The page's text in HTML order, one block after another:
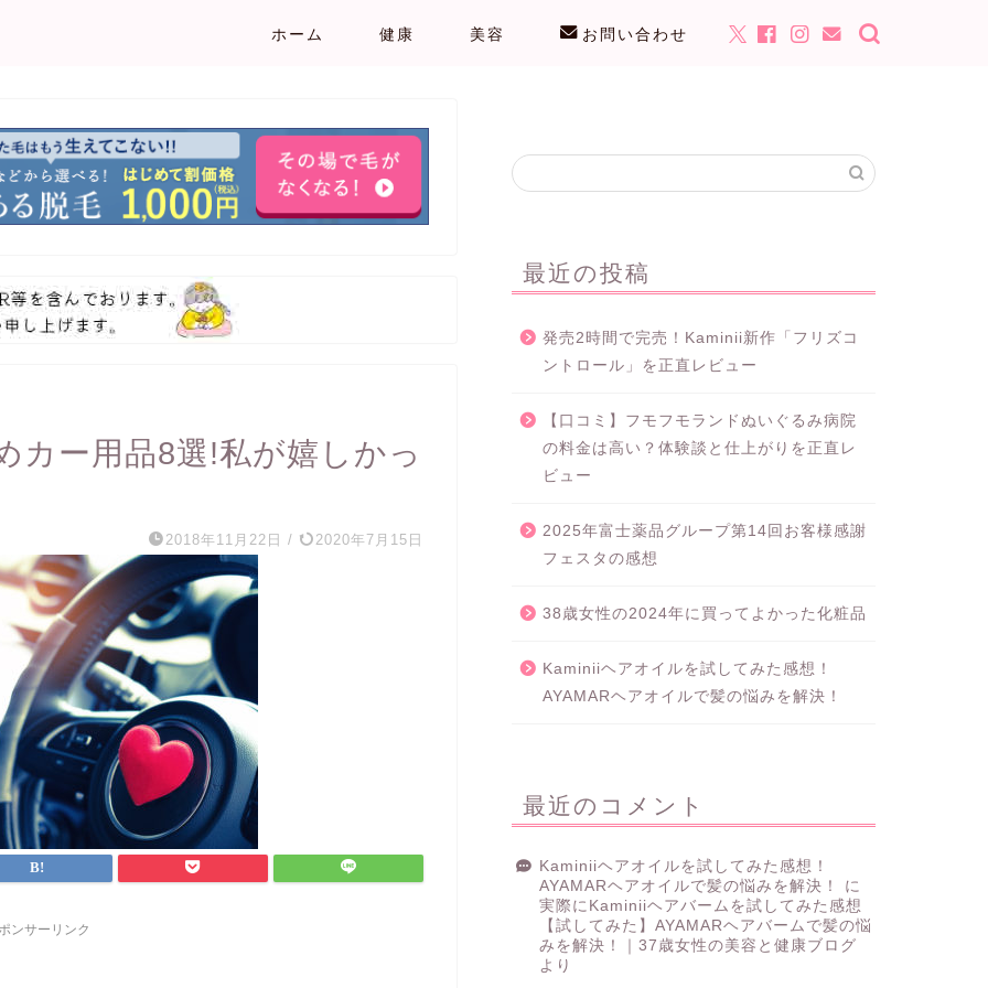
ホーム 健康 美容 お問い合わせ
カー用品8選!私が嬉しかっ
2018年11月22日 / 2020年7月15日
ンサーリンク
最近の投稿
発売2時間で完売！Kaminii新作「フリズコ
ントロール」を正直レビュー
【口コミ】フモフモランドぬいぐるみ病院
の料金は高い？体験談と仕上がりを正直レ
ビュー
2025年富士薬品グループ第14回お客様感謝
フェスタの感想
38歳女性の2024年に買ってよかった化粧品
Kaminiiヘアオイルを試してみた感想！
AYAMARヘアオイルで髪の悩みを解決！
最近のコメント
Kaminiiヘアオイルを試してみた感想！
AYAMARヘアオイルで髪の悩みを解決！
に
実際にKaminiiヘアバームを試してみた感想
【試してみた】AYAMARヘアバームで髪の悩
みを解決！｜37歳女性の美容と健康ブログ
より